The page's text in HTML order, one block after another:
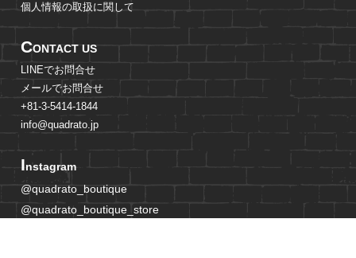
個人情報の取扱に関して
CONTACT US
LINEでお問合せ
メールでお問合せ
+81-3-5414-1844
info@quadrato.jp
Instagram
@quadrato_boutique
@quadrato_boutique_store